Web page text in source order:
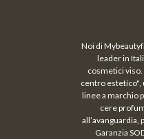
Noi di
leader in
cosmetici
centro estetico",
linee a marchio
cere
Garanzia